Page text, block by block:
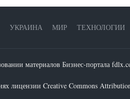
УКРАИНА МИР ТЕХНОЛОГИИ
материалов Бизнес-портала
лицензии Creative Commons